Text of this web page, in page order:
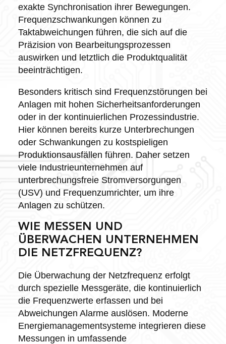
exakte Synchronisation ihrer Bewegungen.
Frequenzschwankungen können zu
Taktabweichungen führen, die sich auf die
Präzision von Bearbeitungsprozessen
auswirken und letztlich die Produktqualität
beeinträchtigen.
Besonders kritisch sind Frequenzstörungen bei
Anlagen mit hohen Sicherheitsanforderungen
oder in der kontinuierlichen Prozessindustrie.
Hier können bereits kurze Unterbrechungen
oder Schwankungen zu kostspieligen
Produktionsausfällen führen. Daher setzen
viele Industrieunternehmen auf
unterbrechungsfreie Stromversorgungen
(USV) und Frequenzumrichter, um ihre
Anlagen zu schützen.
WIE MESSEN UND
ÜBERWACHEN UNTERNEHMEN
DIE NETZFREQUENZ?
Die Überwachung der Netzfrequenz erfolgt
durch spezielle Messgeräte, die kontinuierlich
die Frequenzwerte erfassen und bei
Abweichungen Alarme auslösen. Moderne
Energiemanagementsysteme integrieren diese
Messungen in umfassende